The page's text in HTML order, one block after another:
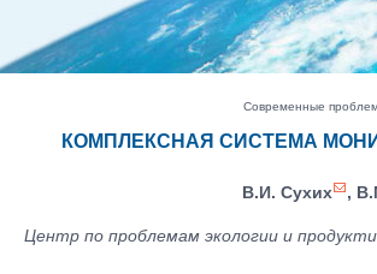
Современные
КОМПЛЕКСНАЯ СИСТЕМА
В.И. Сухих ,
Центр по проблемам экологии и